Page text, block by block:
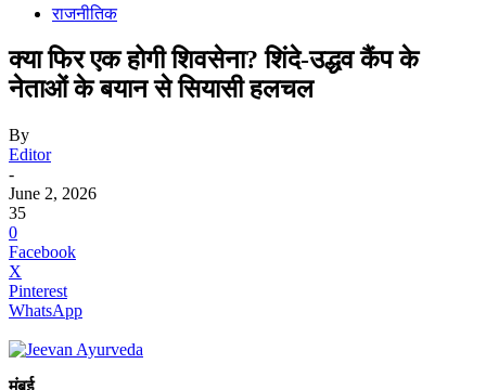
राजनीतिक
क्या फिर एक होगी शिवसेना? शिंदे-उद्धव कैंप के
नेताओं के बयान से सियासी हलचल
By
Editor
-
June 2, 2026
35
0
Facebook
X
Pinterest
WhatsApp
मुंबई